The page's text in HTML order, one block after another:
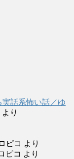
実話系怖い話／ゆ
より
ピコ より
ピコ より